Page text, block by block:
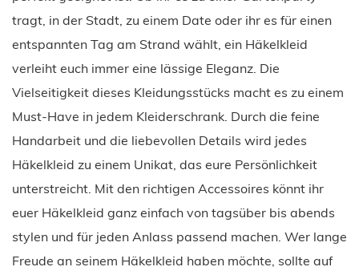
tragt, in der Stadt, zu einem Date oder ihr es für einen
entspannten Tag am Strand wählt, ein Häkelkleid
verleiht euch immer eine lässige Eleganz. Die
Vielseitigkeit dieses Kleidungsstücks macht es zu einem
Must-Have in jedem Kleiderschrank. Durch die feine
Handarbeit und die liebevollen Details wird jedes
Häkelkleid zu einem Unikat, das eure Persönlichkeit
unterstreicht. Mit den richtigen Accessoires könnt ihr
euer Häkelkleid ganz einfach von tagsüber bis abends
stylen und für jeden Anlass passend machen. Wer lange
Freude an seinem Häkelkleid haben möchte, sollte auf